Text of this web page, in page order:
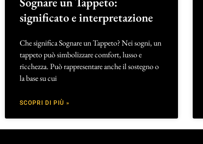
significato e interpretazione
Che significa Sognare un Tappeto? Nei sogni, un
tappeto può simbolizzare comfort, lusso e
ricchezza. Può rappresentare anche il sostegno o
la base su cui
SCOPRI DI PIÙ »